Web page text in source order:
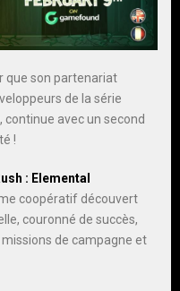
que son partenariat
de la série
continue avec un second
!
: Elemental
coopératif découvert
couronné de succès,
de campagne et